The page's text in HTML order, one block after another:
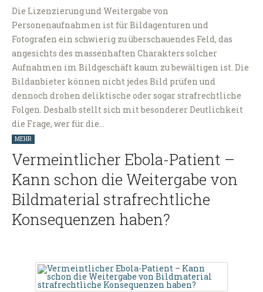
Die Lizenzierung und Weitergabe von
Personenaufnahmen ist für Bildagenturen und
Fotografen ein schwierig zu überschauendes Feld, das
angesichts des massenhaften Charakters solcher
Aufnahmen im Bildgeschäft kaum zu bewältigen ist. Die
Bildanbieter können nicht jedes Bild prüfen und
dennoch drohen deliktische oder sogar strafrechtliche
Folgen. Deshalb stellt sich mit besonderer Deutlichkeit
die Frage, wer für die…
MEHR
Vermeintlicher Ebola-Patient –
Kann schon die Weitergabe von
Bildmaterial strafrechtliche
Konsequenzen haben?